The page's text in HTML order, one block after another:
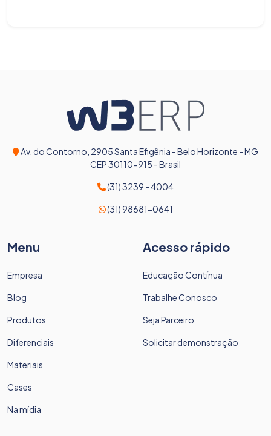
Av. do Contorno, 2905 Santa Efigênia - Belo Horizonte - MG
CEP 30110-915 - Brasil
(31) 3239 - 4004
(31) 98681-0641
Menu
Empresa
Blog
Produtos
Diferenciais
Materiais
Cases
Na mídia
Acesso rápido
Educação Contínua
Trabalhe Conosco
Seja Parceiro
Solicitar demonstração